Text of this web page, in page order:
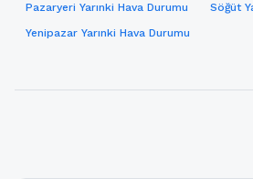
Pazaryeri Yarınki Hava Durumu
Söğüt
Yenipazar Yarınki Hava Durumu